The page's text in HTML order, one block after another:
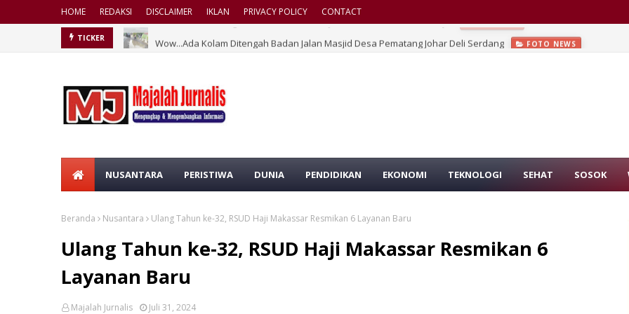
HOME REDAKSI DISCLAIMER IKLAN PRIVACY POLICY CONTACT
TICKER Wow...Ada Kolam Ditengah Badan Jalan Masjid Desa Pematang Johar Deli Serdang FOTO NEWS
NUSANTARA PERISTIWA DUNIA PENDIDIKAN EKONOMI TEKNOLOGI SEHAT SOSOK
Beranda Nusantara Ulang Tahun ke-32, RSUD Haji Makassar Resmikan 6 Layanan Baru
Ulang Tahun ke-32, RSUD Haji Makassar Resmikan 6
Layanan Baru
Majalah Jurnalis Juli 31, 2024